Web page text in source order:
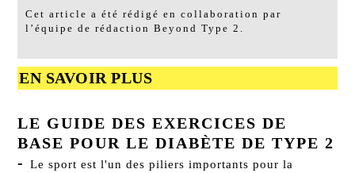
Cet article a été rédigé en collaboration par
l’équipe de rédaction Beyond Type 2.
EN SAVOIR PLUS
LE GUIDE DES EXERCICES DE
BASE POUR LE DIABÈTE DE TYPE 2
-Le sport est l'un des piliers importants pour la